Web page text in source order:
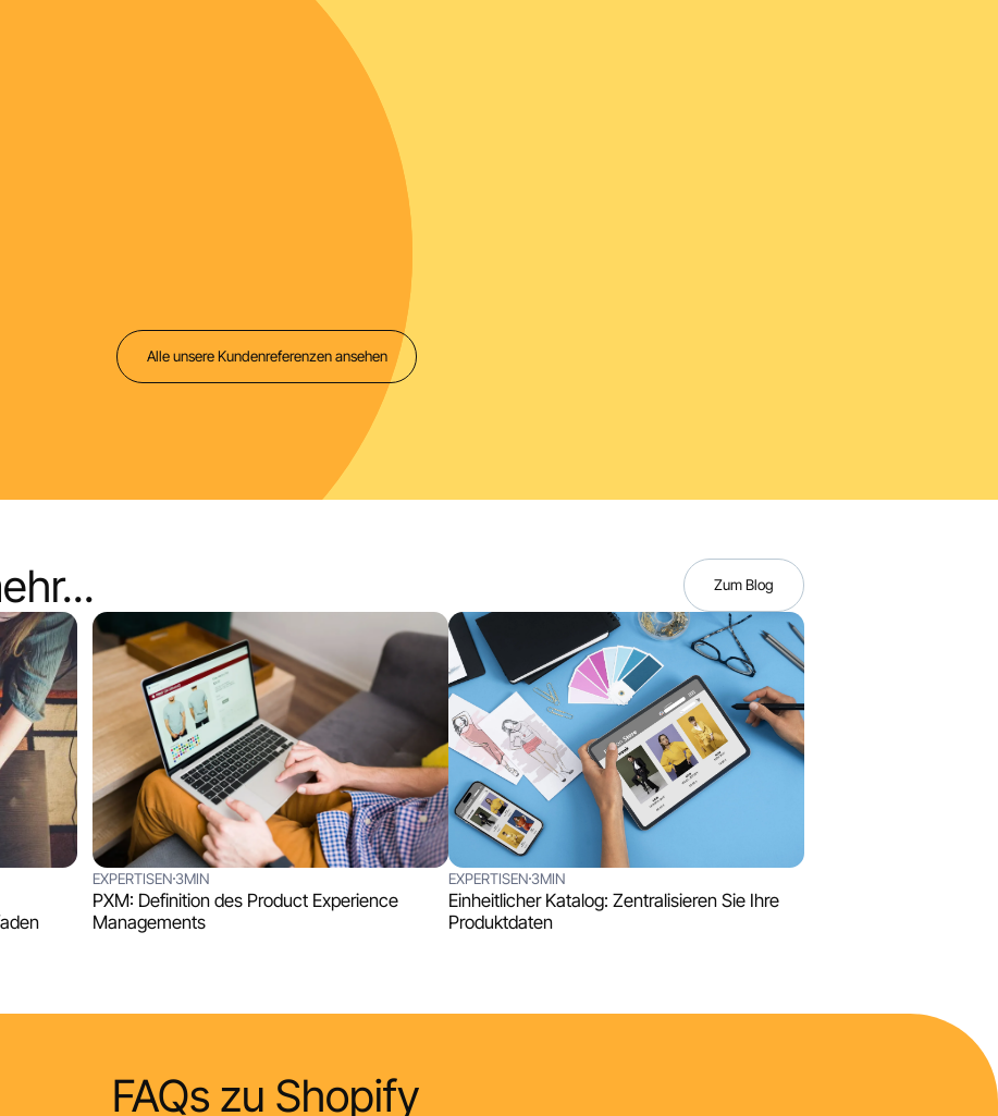
Alle unsere Kundenreferenzen ansehen
Zum Blog
EXPERTISEN3MIN
PXM: Definition des Product Experience
Managements
EXPERTISEN3MIN
Einheitlicher Katalog: Zentralisieren Sie Ihre
Produktdaten
FAQs zu Shopify